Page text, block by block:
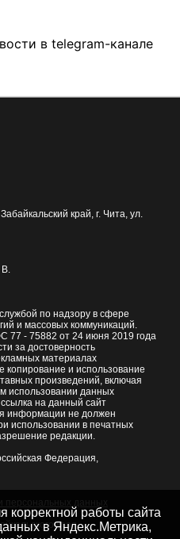
в telegram-канале
край, г. Чита, ул.
В.
по надзору в сфере
и массовых коммуникаций.
77 - 75882 от 24 июня 2019 года
за достоверность
материалах
и использование
произведений, включая
использовании данных
на данный сайт
информации не должен
использовании в печатных
редакции.
Федерация,
края
корректной работы сайта
в Яндекс.Метрика,